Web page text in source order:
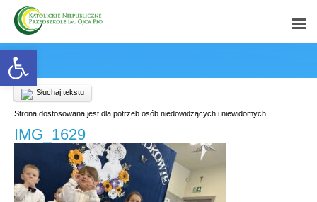
Open toolbar
Słuchaj tekstu
Strona dostosowana jest dla potrzeb osób niedowidzących i niewidomych.
IMG_1629